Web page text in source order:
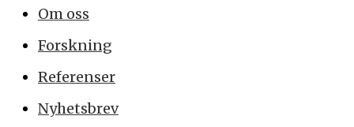
Om oss
Forskning
Referenser
Nyhetsbrev